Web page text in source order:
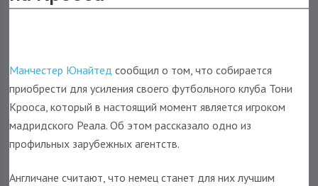
Манчестер Юнайтед сообщил о том, что собирается
приобрести для усиления своего футбольного клуба Тони
Крооса, который в настоящий момент является игроком
мадридского Реала. Об этом рассказало одно из
профильных зарубежных агентств.
Англичане считают, что немец станет для них лучшим